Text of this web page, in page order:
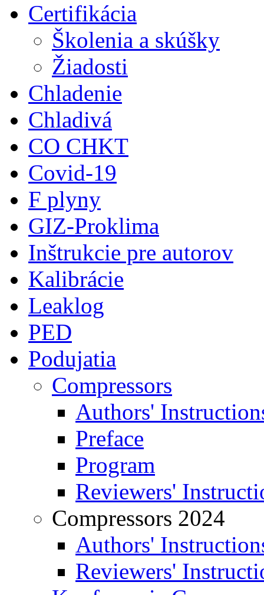
Certifikácia
Školenia a skúšky
Žiadosti
Chladenie
Chladivá
CO CHKT
Covid-19
F plyny
GIZ-Proklima
Inštrukcie pre autorov
Kalibrácie
Leaklog
PED
Podujatia
Compressors
Authors'
Preface
Program
Reviewers'
Compressors 2024
Authors'
Reviewers'